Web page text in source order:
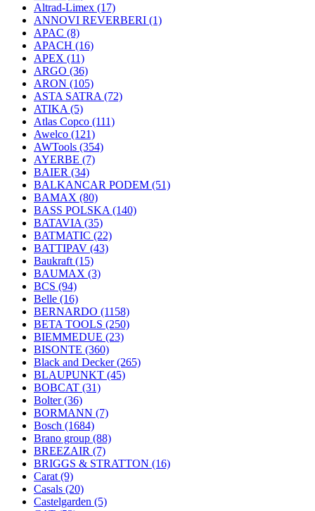
Altrad-Limex (17)
ANNOVI REVERBERI (1)
APAC (8)
APACH (16)
APEX (11)
ARGO (36)
ARON (105)
ASTA SATRA (72)
ATIKA (5)
Atlas Copco (111)
Awelco (121)
AWTools (354)
AYERBE (7)
BAIER (34)
BALKANCAR PODEM (51)
BAMAX (80)
BASS POLSKA (140)
BATAVIA (35)
BATMATIC (22)
BATTIPAV (43)
Baukraft (15)
BAUMAX (3)
BCS (94)
Belle (16)
BERNARDO (1158)
BETA TOOLS (250)
BIEMMEDUE (23)
BISONTE (360)
Black and Decker(265)
BLAUPUNKT (45)
BOBCAT (31)
Bolter(36)
BORMANN (7)
Bosch (1684)
Brano group (88)
BREEZAIR (7)
BRIGGS & STRATTON (16)
Carat (9)
Casals (20)
Castelgarden (5)